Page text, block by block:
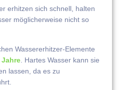
erhitzen sich schnell, halten
möglicherweise nicht so
Wassererhitzer-Elemente
. Hartes Wasser kann sie
lassen, da es zu